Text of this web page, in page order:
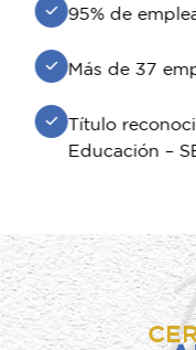
95% de
Más de 37
Título
Educación –